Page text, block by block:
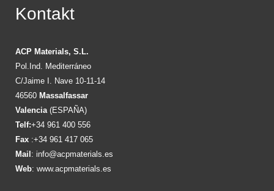
Kontakt
ACP Materials, S.L.
Pol.Ind. Mediterráneo
C/Jaime I. Nave 10-11-14
46560 Massalfassar
Valencia (ESPAÑA)
Telf:+34 961 400 556
Fax :+34 961 417 065
Mail : info@acpmaterials.es
Web: www.acpmaterials.es